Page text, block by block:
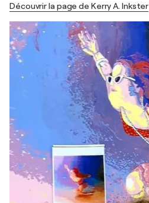
Découvrir la page de Kerry A. Inkster